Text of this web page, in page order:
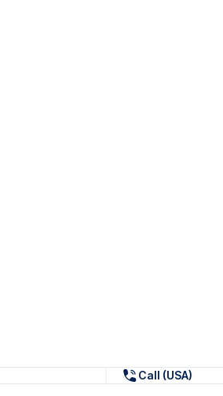
Call (USA)